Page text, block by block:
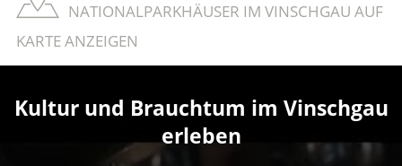
NATIONALPARKHÄUSER IM VINSCHGAU AUF
KARTE ANZEIGEN
Kultur und Brauchtum im Vinschgau
erleben